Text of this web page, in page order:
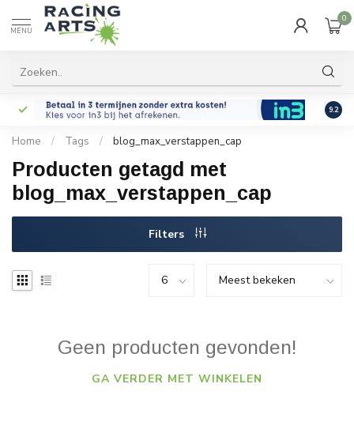
MENU
0
9.2
Home / Tags / blog_max_verstappen_cap
Producten getagd met
blog_max_verstappen_cap
Filters
Geen producten gevonden!
GA VERDER MET WINKELEN